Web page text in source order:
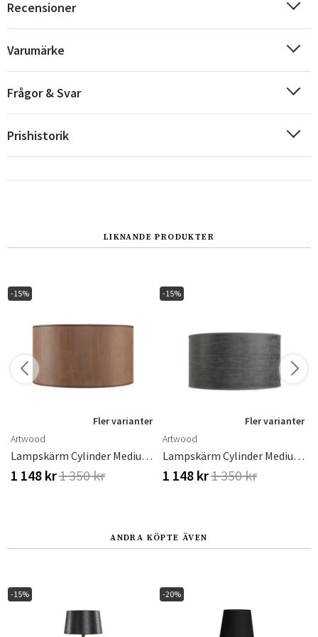
Norge
Suomi
Recensioner
Varumärke
Frågor & Svar
Prishistorik
LIKNANDE PRODUKTER
-15%
Fler varianter
Artwood
Lampskärm Cylinder Medium Leather Brown
1 148 kr1 350 kr
-15%
Fler varianter
Artwood
Lampskärm Cylinder Medium Leather Grey
1 148 kr1 350 kr
ANDRA KÖPTE ÄVEN
-15% -20%